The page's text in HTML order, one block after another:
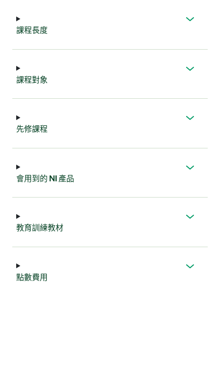
課程長度
課程對象
先修課程
會用到的 NI 產品
教育訓練教材
點數費用